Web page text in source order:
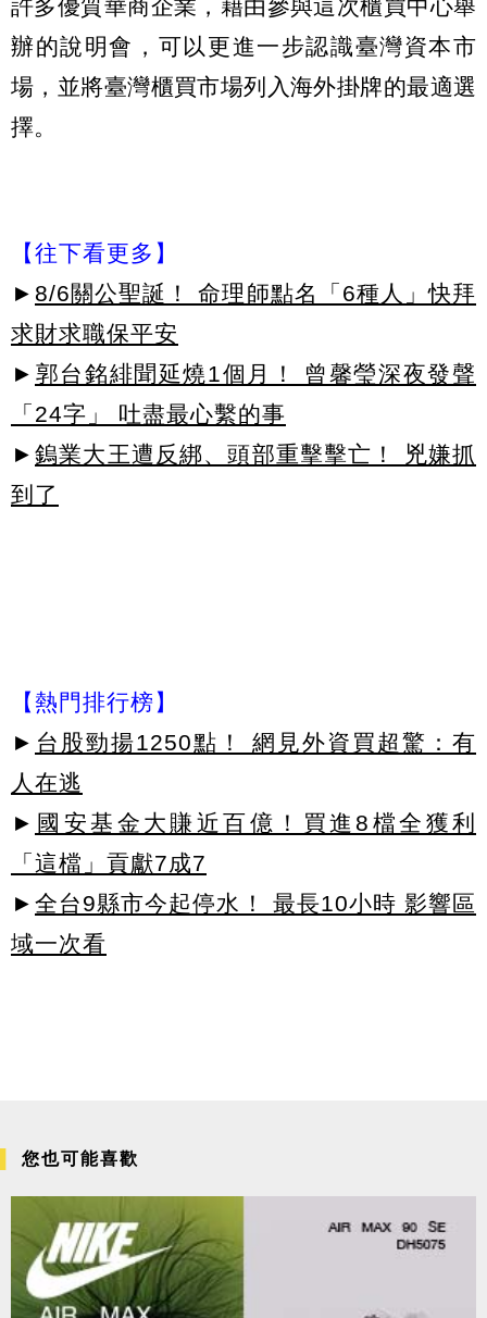
許多優質華商企業，藉由參與這次櫃買中心舉
辦的說明會，可以更進一步認識臺灣資本市
場，並將臺灣櫃買市場列入海外掛牌的最適選
擇。
【往下看更多】
► 8/6關公聖誕！ 命理師點名「6種人」快拜
求財求職保平安
► 郭台銘緋聞延燒1個月！ 曾馨瑩深夜發聲
「24字」 吐盡最心繫的事
► 鎢業大王遭反綁、頭部重擊擊亡！ 兇嫌抓
到了
【熱門排行榜】
► 台股勁揚1250點！ 網見外資買超驚：有
人在逃
► 國安基金大賺近百億！買進8檔全獲利
「這檔」貢獻7成7
► 全台9縣市今起停水！ 最長10小時 影響區
域一次看
您也可能喜歡